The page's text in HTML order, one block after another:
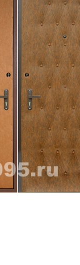
Коричневые двери